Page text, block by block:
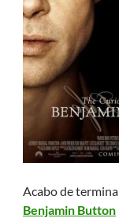
Acabo de
Benjamin Button